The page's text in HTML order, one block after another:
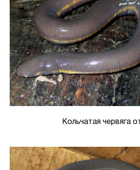
Кольчатая червяга